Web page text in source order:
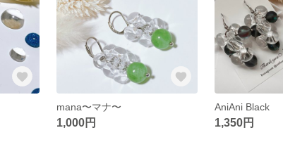
mana〜マナ〜
1,000円
AniAni Black
1,350円